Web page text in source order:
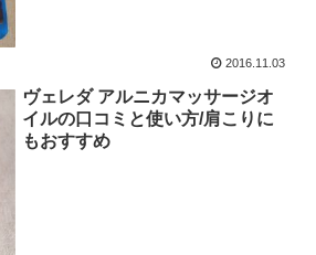
2016.11.03
ヴェレダ アルニカマッサージオ
イルの口コミと使い方/肩こりに
もおすすめ